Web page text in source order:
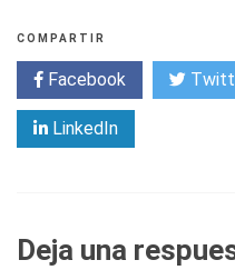
COMPARTIR
Facebook
LinkedIn
Deja una